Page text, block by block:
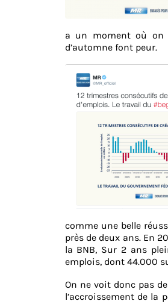
a un moment où on
d’automne font peur.
comme une belle
près de deux ans. En
la BNB, Sur 2 ans
emplois, dont 44.000
On ne voit donc pas
l’accroissement de la